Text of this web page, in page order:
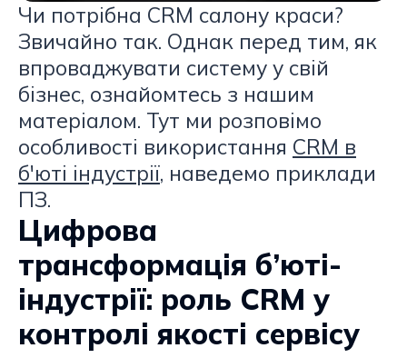
Чи потрібна CRM салону краси?
Звичайно так. Однак перед тим, як
впроваджувати систему у свій
бізнес, ознайомтесь з нашим
матеріалом. Тут ми розповімо
особливості використання CRM в
б'юті індустрії, наведемо приклади
ПЗ.
Цифрова
трансформація б’юті-
індустрії: роль CRM у
контролі якості сервісу